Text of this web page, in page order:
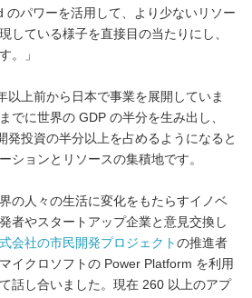
のパワーを活用して、より少ないリソー
している様子を直接目の当たりにし、
。」
以上前から日本で事業を展開していま
でに世界の GDP の半分を生み出し、
発投資の半分以上を占めるようになると
ションとリソースの集積地です。
の人々の生活に変化をもたらすイノベ
者やスタートアップ企業と意見交換し
会社の市民開発プロジェクトの推進者
イクロソフトの Power Platform を利用
話し合いました。現在 260 以上のアプ